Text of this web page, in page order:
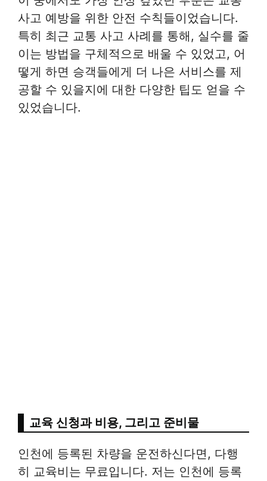
사고 예방을 위한 안전 수칙들이었습니다.
특히 최근 교통 사고 사례를 통해, 실수를 줄
이는 방법을 구체적으로 배울 수 있었고, 어
떻게 하면 승객들에게 더 나은 서비스를 제
공할 수 있을지에 대한 다양한 팁도 얻을 수
있었습니다.
교육 신청과 비용, 그리고 준비물
인천에 등록된 차량을 운전하신다면, 다행
히 교육비는 무료입니다. 저는 인천에 등록